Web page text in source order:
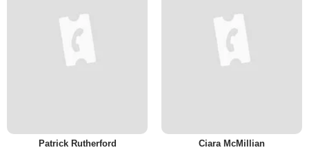
Patrick Rutherford Ciara McMillian